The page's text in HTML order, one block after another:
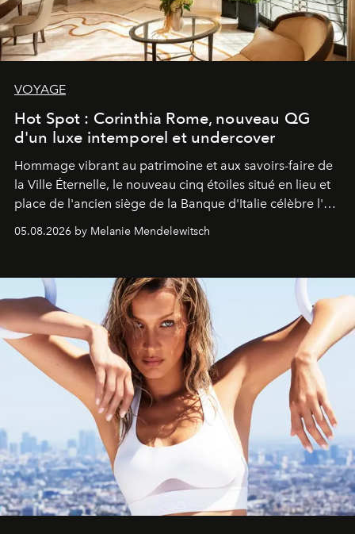
VOYAGE
Hot Spot : Corinthia Rome, nouveau QG
d'un luxe intemporel et undercover
Hommage vibrant au patrimoine et aux savoirs-faire de
la Ville Éternelle, le nouveau cinq étoiles situé en lieu et
place de l'ancien siège de la Banque d'Italie célèbre l'art
de vivre Romain dans toute son élégance intemporelle.
05.08.2026 by Melanie Mendelewitsch